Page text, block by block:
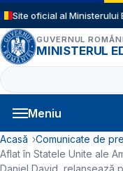
Sari la conținutul principal
Site oficial al Ministerului
GUVERNUL
MINISTERUL
Caută
Meniu
Navigație
Cale de
Acasă
Comunicate de
Aflat în Statele Unite ale
Daniel David, relansează